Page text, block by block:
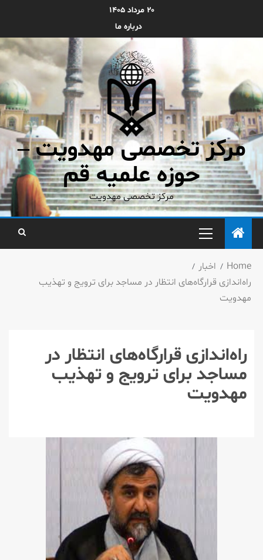
۲۰ مرداد ۱۴۰۵
درباره ما
مرکز تخصصی مهدویت –
حوزه علمیه قم
مرکز تخصصی مهدویت
Home
اخبار
راه‌اندازی قرارگاه‌های انتظار در مساجد برای ترویج و تهذیب
مهدویت
راه‌اندازی قرارگاه‌های انتظار در
مساجد برای ترویج و تهذیب
مهدویت